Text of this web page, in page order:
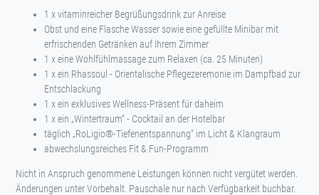
1 x vitaminreicher Begrüßungsdrink zur Anreise
Obst und eine Flasche Wasser sowie eine gefüllte Minibar mit
erfrischenden Getränken auf Ihrem Zimmer
1 x eine Wohlfühlmassage zum Relaxen (ca. 25 Minuten)
1 x ein Rhassoul - Orientalische Pflegezeremonie im Dampfbad zur
Entschlackung
1 x ein exklusives Wellness-Präsent für daheim
1 x ein „Wintertraum“ - Cocktail an der Hotelbar
täglich „RoLigio®-Tiefenentspannung“ im Licht & Klangraum
abwechslungsreiches Fit & Fun-Programm
Nicht in Anspruch genommene Leistungen können nicht vergütet werden.
Änderungen unter Vorbehalt. Pauschale nur nach Verfügbarkeit buchbar.